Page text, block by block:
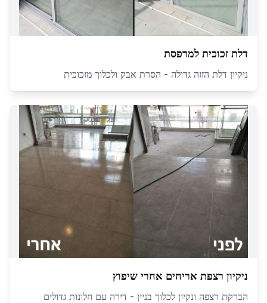
דלת זכוכית למרפסת
ניקיון דלת הזזה גדולה - הסרת אבק ולכלוך מזכוכית
ניקיון רצפת אריחים אחרי שיפוץ
הברקת רצפה ונקיון לכלוך בניין - דירה עם חלונות גדולים